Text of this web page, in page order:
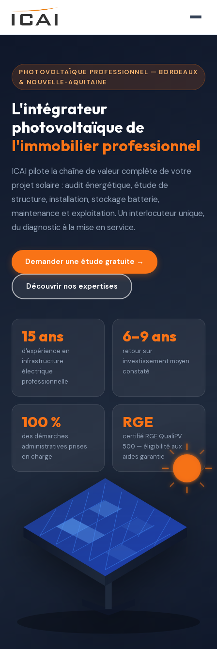
ICAI
Bâtiment tertiaire
Entrepôt logistique
Sites frigorifiques
Rénovation & bâtiment existant
SERVICES
Autoconsommation & stockage
Maintenance & exploitation
Couplage bornes recharge
Demander une étude
PHOTOVOLTAÏQUE PROFESSIONNEL — BORDEAUX
& NOUVELLE-AQUITAINE
L'intégrateur
photovoltaïque de
l'immobilier professionnel
ICAI pilote la chaîne de valeur complète de votre
projet solaire : audit énergétique, étude de
structure, installation, stockage batterie,
maintenance et exploitation. Un interlocuteur unique,
du diagnostic à la mise en service.
Demander une étude gratuite →
Découvrir nos expertises
15 ans
d'expérience en
infrastructure
électrique
professionnelle
6–9 ans
retour sur
investissement moyen
constaté
100 %
des démarches
administratives prises
en charge
RGE
certifié RGE QualiPV
500 — éligibilité aux
aides garantie